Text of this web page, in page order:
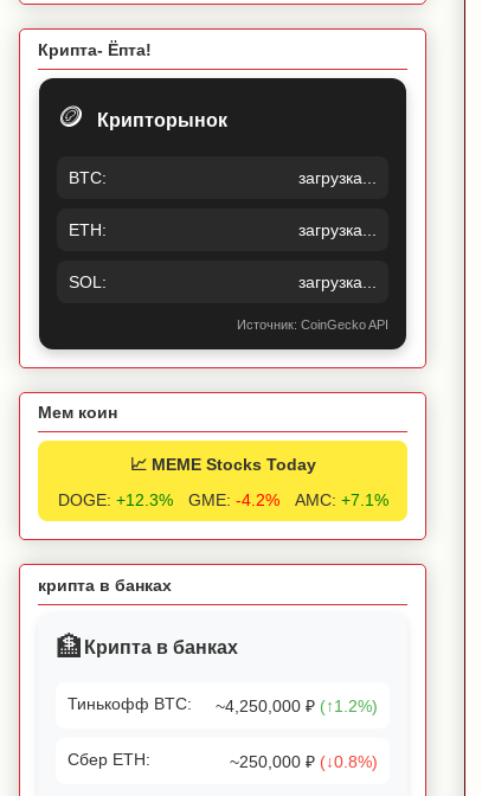
Крипта- Ёпта!
🪙 Крипторынок
BTC: загрузка...
ETH: загрузка...
SOL: загрузка...
Источник: CoinGecko API
Мем коин
📈 MEME Stocks Today
DOGE: +12.3% GME: -4.2% AMC: +7.1%
крипта в банках
🏦 Крипта в банках
Тинькофф BTC: ~4,250,000 ₽ (↑1.2%)
Сбер ETH: ~250,000 ₽ (↓0.8%)